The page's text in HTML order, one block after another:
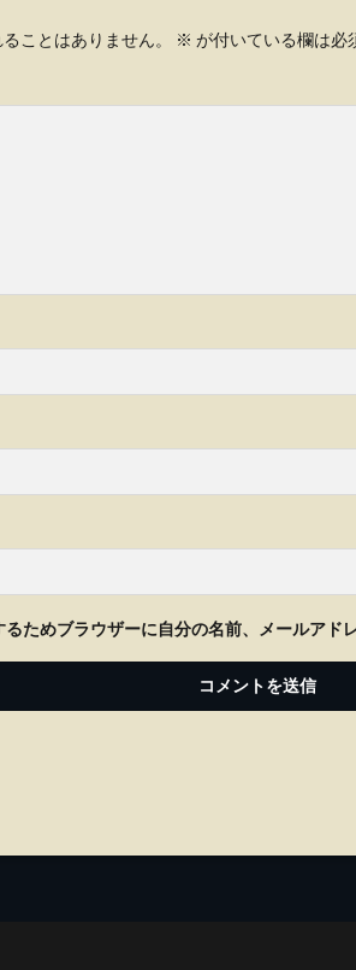
ことはありません。 ※ が付いている欄は必
ためブラウザーに自分の名前、メールアド